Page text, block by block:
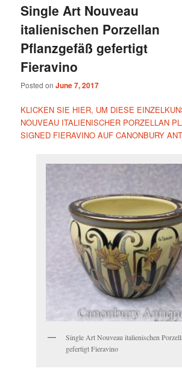
Single Art Nouveau
italienischen Porzellan
Pflanzgefäß gefertigt
Fieravino
Posted onJune 7, 2017
KLICKEN SIE HIER, UM DIESE
NOUVEAU ITALIENISCHER PORZELLAN
SIGNED FIERAVINO AUF CANONBURY
Single Art Nouveau italienischen
gefertigt Fieravino